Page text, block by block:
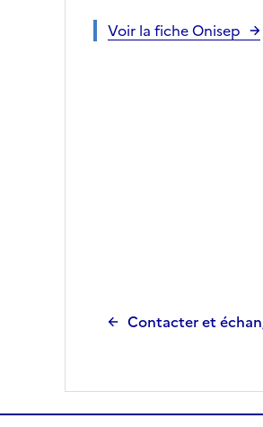
Voir la fiche Onisep
Contacter et